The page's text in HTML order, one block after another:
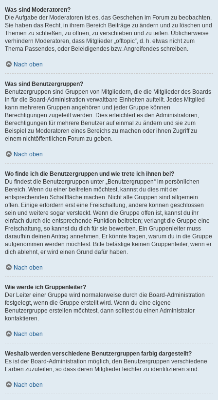
Was sind Moderatoren?
Die Aufgabe der Moderatoren ist es, das Geschehen im Forum zu beobachten.
Sie haben das Recht, in ihrem Bereich Beiträge zu ändern und zu löschen und
Themen zu schließen, zu öffnen, zu verschieben und zu teilen. Üblicherweise
verhindern Moderatoren, dass Mitglieder „offtopic“, d. h. etwas nicht zum
Thema Passendes, oder Beleidigendes bzw. Angreifendes schreiben.
Nach oben
Was sind Benutzergruppen?
Benutzergruppen sind Gruppen von Mitgliedern, die die Mitglieder des Boards
in für die Board-Administration verwaltbare Einheiten aufteilt. Jedes Mitglied
kann mehreren Gruppen angehören und jeder Gruppe können
Berechtigungen zugeteilt werden. Dies erleichtert es den Administratoren,
Berechtigungen für mehrere Benutzer auf einmal zu ändern und sie zum
Beispiel zu Moderatoren eines Bereichs zu machen oder ihnen Zugriff zu
einem nichtöffentlichen Forum zu geben.
Nach oben
Wo finde ich die Benutzergruppen und wie trete ich ihnen bei?
Du findest die Benutzergruppen unter „Benutzergruppen“ im persönlichen
Bereich. Wenn du einer beitreten möchtest, kannst du dies mit der
entsprechenden Schaltfläche machen. Nicht alle Gruppen sind allgemein
offen. Einige erfordern erst eine Freischaltung, andere können geschlossen
sein und weitere sogar versteckt. Wenn die Gruppe offen ist, kannst du ihr
einfach durch die entsprechende Funktion beitreten; verlangt die Gruppe eine
Freischaltung, so kannst du dich für sie bewerben. Ein Gruppenleiter muss
daraufhin deinen Antrag annehmen. Er könnte fragen, warum du in die Gruppe
aufgenommen werden möchtest. Bitte belästige keinen Gruppenleiter, wenn er
dich ablehnt, er wird einen Grund dafür haben.
Nach oben
Wie werde ich Gruppenleiter?
Der Leiter einer Gruppe wird normalerweise durch die Board-Administration
festgelegt, wenn die Gruppe erstellt wird. Wenn du eine eigene
Benutzergruppe erstellen möchtest, dann solltest du einen Administrator
kontaktieren.
Nach oben
Weshalb werden verschiedene Benutzergruppen farbig dargestellt?
Es ist der Board-Administration möglich, den Benutzergruppen verschiedene
Farben zuzuteilen, so dass deren Mitglieder leichter zu identifizieren sind.
Nach oben